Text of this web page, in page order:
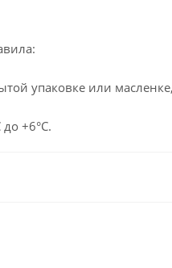
упаковке или
+6°C.